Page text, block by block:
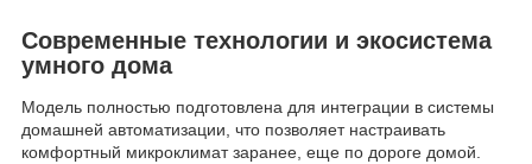
Современные технологии и экосистема
умного дома
Модель полностью подготовлена для интеграции в системы
домашней автоматизации, что позволяет настраивать
комфортный микроклимат заранее, еще по дороге домой.